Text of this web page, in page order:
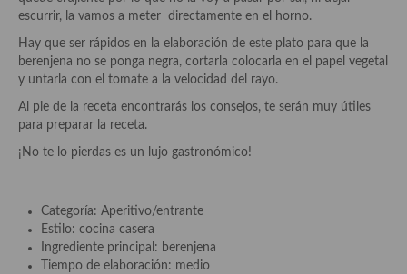
En El Candelero
Las opiniones de la «Cocinera»
Recetas
Airfryer recetas
Aderezos, salsas, vinagretas, especias, hierbas aromáticas o
aditivos
escurrir, la vamos a meter directamente en el horno.
Hay que ser rápidos en la elaboración de este plato para que la
berenjena no se ponga negra, cortarla colocarla en el papel vegetal
y untarla con el tomate a la velocidad del rayo.
Al pie de la receta encontrarás los consejos, te serán muy útiles
para preparar la receta.
¡No te lo pierdas es un lujo gastronómico!
Categoría: Aperitivo/entrante
Estilo: cocina casera
Ingrediente principal: berenjena
Tiempo de elaboración: medio